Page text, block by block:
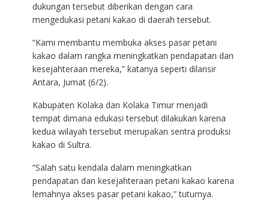
dukungan tersebut diberikan dengan cara
mengedukasi petani kakao di daerah tersebut.
“Kami membantu membuka akses pasar petani
kakao dalam rangka meningkatkan pendapatan dan
kesejahteraan mereka,” katanya seperti dilansir
Antara, Jumat (6/2).
Kabupaten Kolaka dan Kolaka Timur menjadi
tempat dimana edukasi tersebut dilakukan karena
kedua wilayah tersebut merupakan sentra produksi
kakao di Sultra.
“Salah satu kendala dalam meningkatkan
pendapatan dan kesejahteraan petani kakao karena
lemahnya akses pasar petani kakao,” tuturnya.